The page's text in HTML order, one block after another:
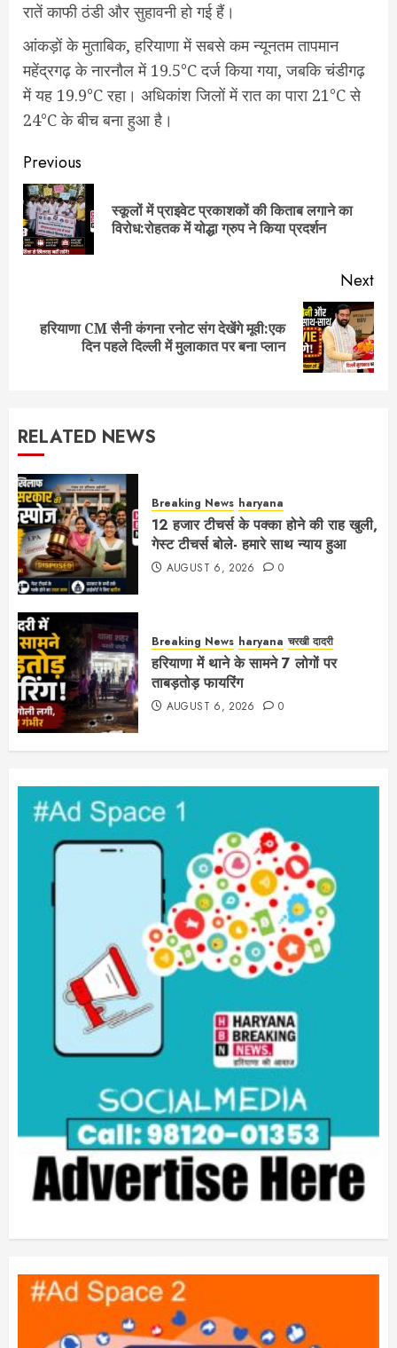
रातें काफी ठंडी और सुहावनी हो गई हैं।
आंकड़ों के मुताबिक, हरियाणा में सबसे कम न्यूनतम तापमान
महेंद्रगढ़ के नारनौल में 19.5°C दर्ज किया गया, जबकि चंडीगढ़
में यह 19.9°C रहा। अधिकांश जिलों में रात का पारा 21°C से
24°C के बीच बना हुआ है।
Post
navigation
Previous
स्कूलों में प्राइवेट प्रकाशकों की किताब लगाने का
विरोध:रोहतक में योद्धा ग्रुप ने किया प्रदर्शन
Next
Next
हरियाणा CM सैनी कंगना रनोट संग देखेंगे मूवी:एक
दिन पहले दिल्ली में मुलाकात पर बना प्लान
RELATED NEWS
Breaking News haryana
12 हजार टीचर्स के पक्का होने की राह खुली,
गेस्ट टीचर्स बोले- हमारे साथ न्याय हुआ
AUGUST 6, 2026 0
Breaking News haryana चरखी दादरी
हरियाणा में थाने के सामने 7 लोगों पर
ताबड़तोड़ फायरिंग
AUGUST 6, 2026 0